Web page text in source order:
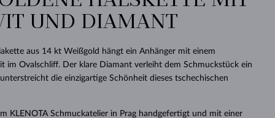
RICHTIGEN
DURCHSEHEN
LIEBE
DURCHSEHEN
GELBGOLD
ROSÉGOLD
ANGEBOT
DURCHSEHEN
TANSANITE
TOPASE
TURMALINE
MOLDAVITESCHÖN
DURCHSEHEN
TURMALINE
MOLDAVITE
MINERALKETTEN
PERLEN ANHÄNGER
SIMPLEN
ARMBÄNDER
DURCHSEHEN
PERLEN
DURCHSEHEN
SAPHIRE
SMARAGDE
MOLDAVITE
MINERALIEN
KLENOTA
DURCHSEHEN
SCHENKEN
DURCHSEHEN
KOLLEKTIONEN
DURCHSEHEN
UND DIAMANT
aus 14 kt Weißgold hängt ein Anhänger mit einem
im Ovalschliff. Der klare Diamant verleiht dem Schmuckstück ein
die einzigartige Schönheit dieses tschechischen
KLENOTA Schmuckatelier in Prag handgefertigt und mit einer